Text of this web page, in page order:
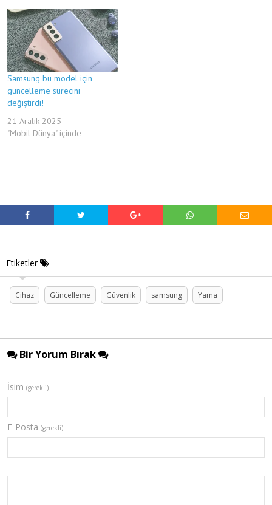
Samsung bu model için
güncelleme sürecini
değiştirdi!
21 Aralık 2025
"Mobil Dünya" içinde
Etiketler
Cihaz Güncelleme Güvenlik samsung Yama
Bir Yorum Bırak
İsim (gerekli)
E-Posta (gerekli)